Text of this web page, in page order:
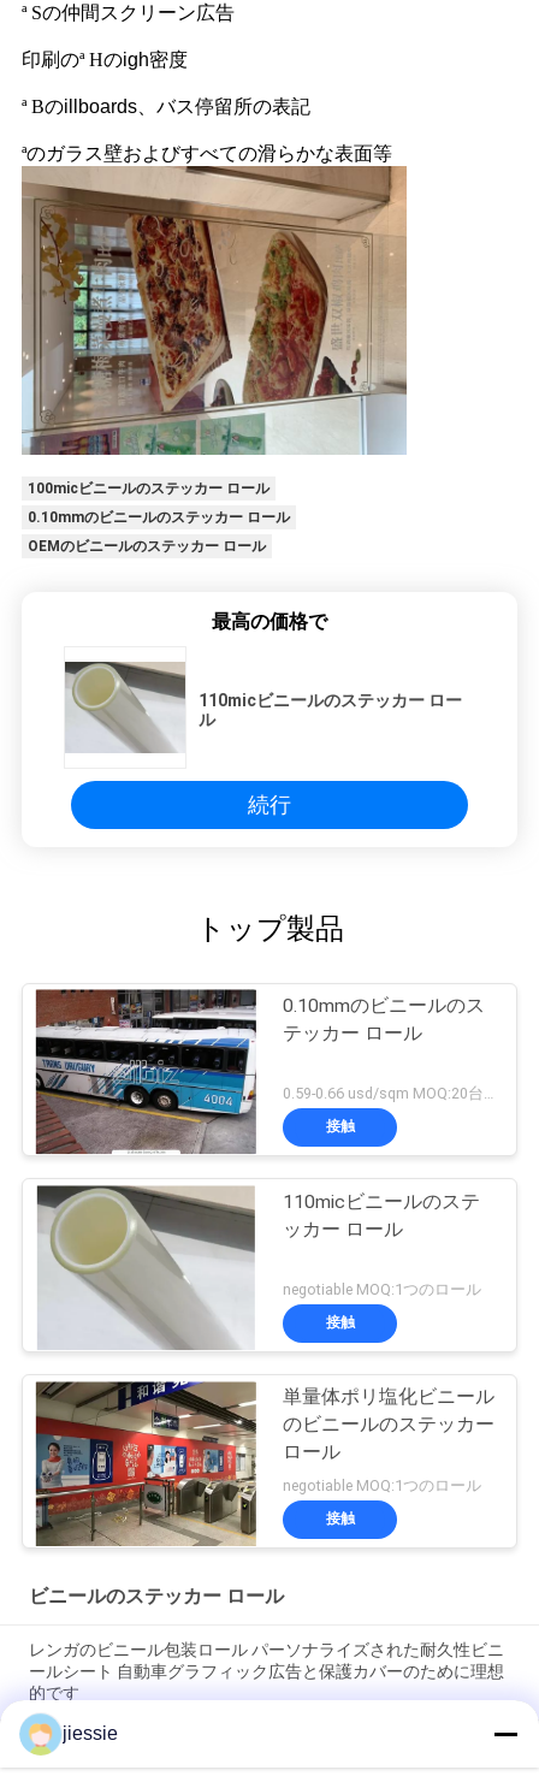
ª Sの仲間スクリーン広告
印刷のª Hのigh密度
ª Bのillboards、バス停留所の表記
ªのガラス壁およびすべての滑らかな表面等
100micビニールのステッカー ロール
0.10mmのビニールのステッカー ロール
OEMのビニールのステッカー ロール
最高の価格で
110micビニールのステッカー ロー
ル
続行
トップ製品
0.10mmのビニールのス
テッカー ロール
0.59-0.66 usd/sqm MOQ:20台のロールスロイス
接触
110micビニールのステ
ッカー ロール
negotiable MOQ:1つのロール
接触
単量体ポリ塩化ビニール
のビニールのステッカー
ロール
negotiable MOQ:1つのロール
接触
ビニールのステッカー ロール
レンガのビニール包装ロール パーソナライズされた耐久性ビニ
ールシート 自動車グラフィック広告と保護カバーのために理想
的です
広板 引き取り可能なロール 広告 アルミ バナー スタンド ロール
アップ ディスプレイ 85x200cm
jiessie